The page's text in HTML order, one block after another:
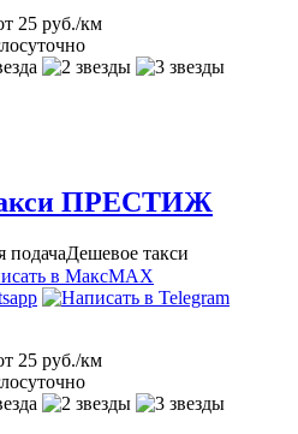
25 руб./км
ПРЕСТИЖ
подачаДешевое такси
MAX
25 руб./км